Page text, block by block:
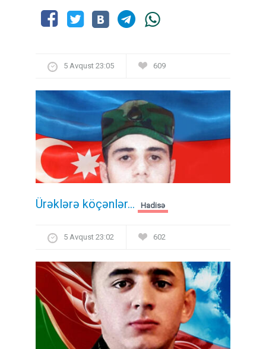
5 Avqust 23:05 609
Ürəklərə köçənlər... Hadisə
5 Avqust 23:02 602